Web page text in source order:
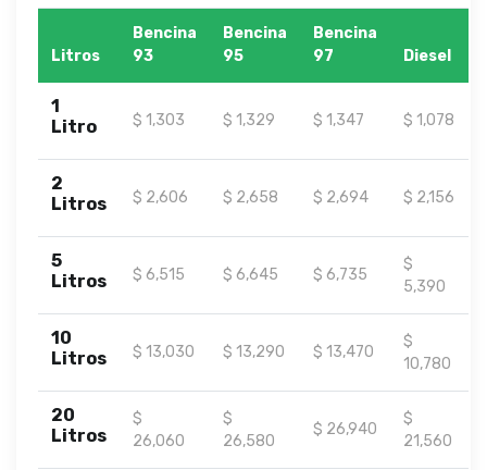
Litros
Bencina
93
Bencina
95
Bencina
97
Diesel
1
Litro
$ 1,303 $ 1,329 $ 1,347 $ 1,078
2
Litros
$ 2,606 $ 2,658 $ 2,694 $ 2,156
5
Litros
$ 6,515 $ 6,645 $ 6,735
$
5,390
10
Litros
$ 13,030 $ 13,290 $ 13,470
$
10,780
20
Litros
$
26,060
$
26,580
$ 26,940
$
21,560